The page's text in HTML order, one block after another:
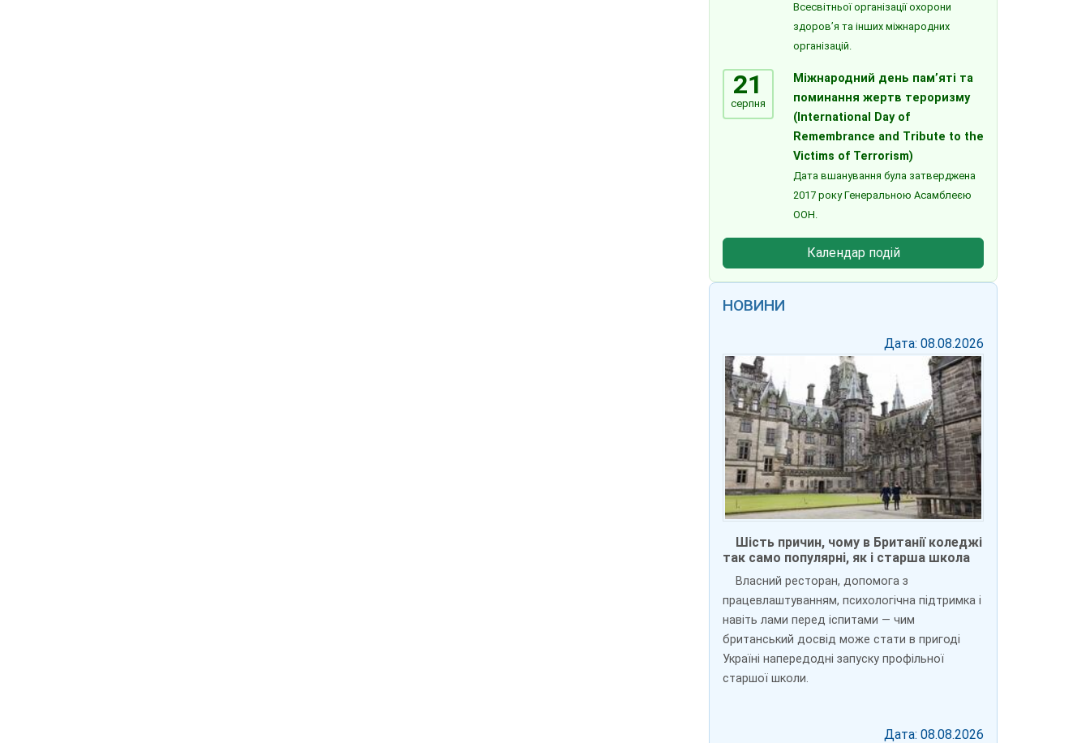
Всесвітньої організації охорони
здоров’я та інших міжнародних
організацій.
21
серпня
Міжнародний день пам’яті та
поминання жертв тероризму
(International Day of
Remembrance and Tribute to the
Victims of Terrorism)
Дата вшанування була затверджена
2017 року Генеральною Асамблеєю
ООН.
Календар подій
НОВИНИ
Дата: 08.08.2026
Шість причин, чому в Британії коледжі
так само популярні, як і старша школа
Власний ресторан, допомога з
працевлаштуванням, психологічна підтримка і
навіть лами перед іспитами — чим
британський досвід може стати в пригоді
Україні напередодні запуску профільної
старшої школи.
Дата: 08.08.2026